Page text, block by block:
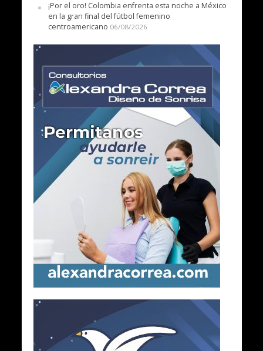
¡Por el oro! Colombia enfrenta esta noche a México
en la gran final del fútbol femenino
centroamericano 06/08/2026